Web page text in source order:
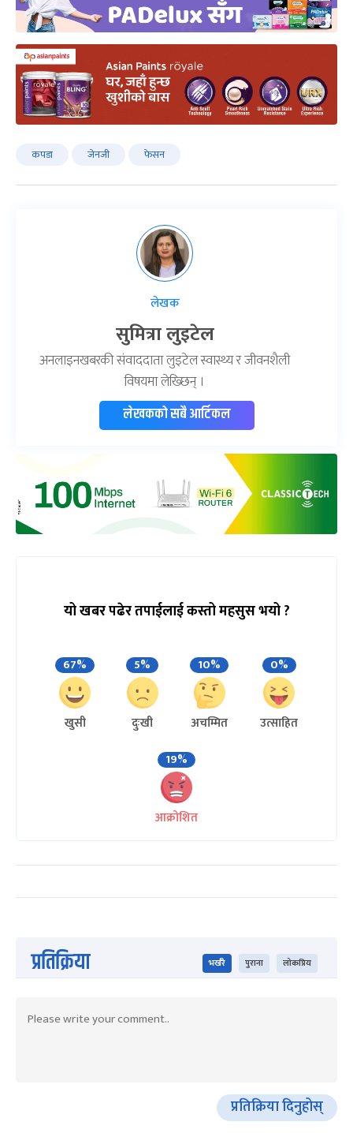
कपडा जेनजी फेसन
लेखक
सुमित्रा लुइटेल
अनलाइनखबरकी संवाददाता लुइटेल स्वास्थ्य र जीवनशैली
विषयमा लेख्छिन् ।
लेखकको सबै आर्टिकल
यो खबर पढेर तपाईलाई कस्तो महसुस भयो ?
67%
खुसी
5%
दुःखी
10%
अचम्मित
0%
उत्साहित
19%
आक्रोशित
प्रतिक्रिया भर्खरै पुराना लोकप्रिय
प्रतिक्रिया दिनुहोस्